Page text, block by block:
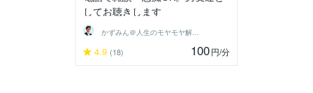
してお聴きします
かずみん＠人生のモヤモヤ解消アドバイザー
4.9 (18) 100円/分